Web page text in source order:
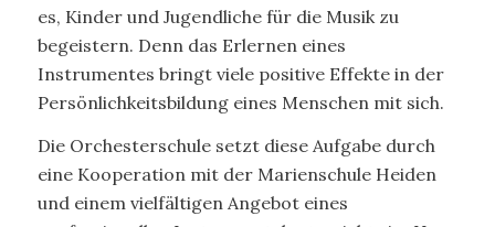
es, Kinder und Jugendliche für die Musik zu
begeistern. Denn das Erlernen eines
Instrumentes bringt viele positive Effekte in der
Persönlichkeitsbildung eines Menschen mit sich.
Die Orchesterschule setzt diese Aufgabe durch
eine Kooperation mit der Marienschule Heiden
und einem vielfältigen Angebot eines